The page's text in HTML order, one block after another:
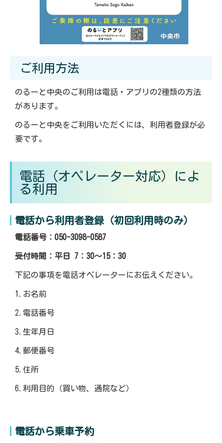
ご利用方法
のるーと中央のご利用は電話・アプリの2種類の方法
があります。
のるーと中央をご利用いただくには、利用者登録が必
要です。
電話（オペレーター対応）によ
る利用
電話から利用者登録（初回利用時のみ）
電話番号：050-3098-0587
受付時間：平日 7：30〜15：30
下記の事項を電話オペレーターにお伝えください。
1.お名前
2.電話番号
3.生年月日
4.郵便番号
5.住所
6.利用目的（買い物、通院など）
電話から乗車予約